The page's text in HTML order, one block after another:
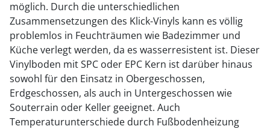
möglich. Durch die unterschiedlichen
Zusammensetzungen des Klick-Vinyls kann es völlig
problemlos in Feuchträumen wie Badezimmer und
Küche verlegt werden, da es wasserresistent ist. Dieser
Vinylboden mit SPC oder EPC Kern ist darüber hinaus
sowohl für den Einsatz in Obergeschossen,
Erdgeschossen, als auch in Untergeschossen wie
Souterrain oder Keller geeignet. Auch
Temperaturunterschiede durch Fußbodenheizung